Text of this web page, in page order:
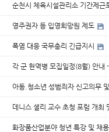
순천시 체육시설관리소 기간제근
영주권자 등 입영희망원 제도
폭염 대응 국무총리 긴급지시
각 군 현역병 모집일정(8월) 안내
아동.청소년 성범죄자 신고의무
데니스 셜리 교수 초청 포럼 개최
화장품산업분야 청년 특강 및 채